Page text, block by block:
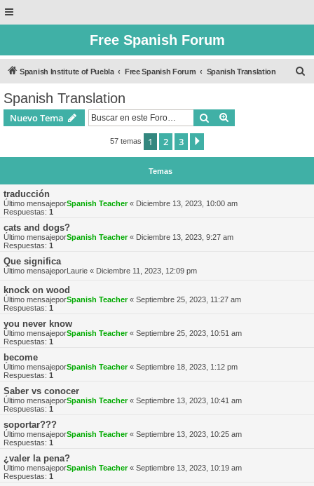
Free Spanish Forum
Spanish Institute of Puebla Free Spanish Forum Spanish Translation
Spanish Translation
Nuevo Tema Buscar
57 temas 1 2 3
Temas
traducción
Último mensajeporSpanish Teacher« Diciembre 13, 2023, 10:00 am
Respuestas: 1
cats and dogs?
Último mensajeporSpanish Teacher« Diciembre 13, 2023, 9:27 am
Respuestas: 1
Que significa
Último mensajeporLaurie « Diciembre 11, 2023, 12:09 pm
knock on wood
Último mensajeporSpanish Teacher« Septiembre 25, 2023, 11:27 am
Respuestas: 1
you never know
Último mensajeporSpanish Teacher« Septiembre 25, 2023, 10:51 am
Respuestas: 1
become
Último mensajeporSpanish Teacher« Septiembre 18, 2023, 1:12 pm
Respuestas: 1
Saber vs conocer
Último mensajeporSpanish Teacher« Septiembre 13, 2023, 10:41 am
Respuestas: 1
soportar???
Último mensajeporSpanish Teacher« Septiembre 13, 2023, 10:25 am
Respuestas: 1
¿valer la pena?
Último mensajeporSpanish Teacher« Septiembre 13, 2023, 10:19 am
Respuestas: 1